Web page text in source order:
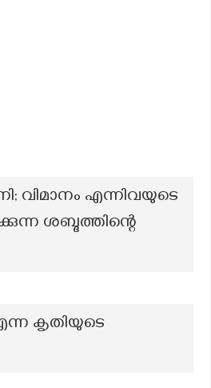
വിമാനം എന്നിവയുടെ
ശബ്ദത്തിന്റെ
കൃതിയുടെ